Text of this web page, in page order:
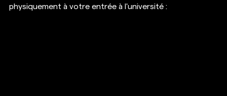
physiquement à votre entrée à l'université :